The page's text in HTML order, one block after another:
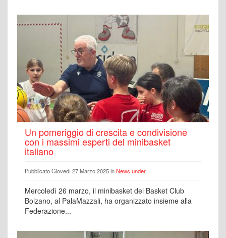
Un pomeriggio di crescita e condivisione
con i massimi esperti del minibasket
italiano
Pubblicato Giovedì 27 Marzo 2025 inNews under
Mercoledì 26 marzo, il minibasket del Basket Club
Bolzano, al PalaMazzali, ha organizzato insieme alla
Federazione...